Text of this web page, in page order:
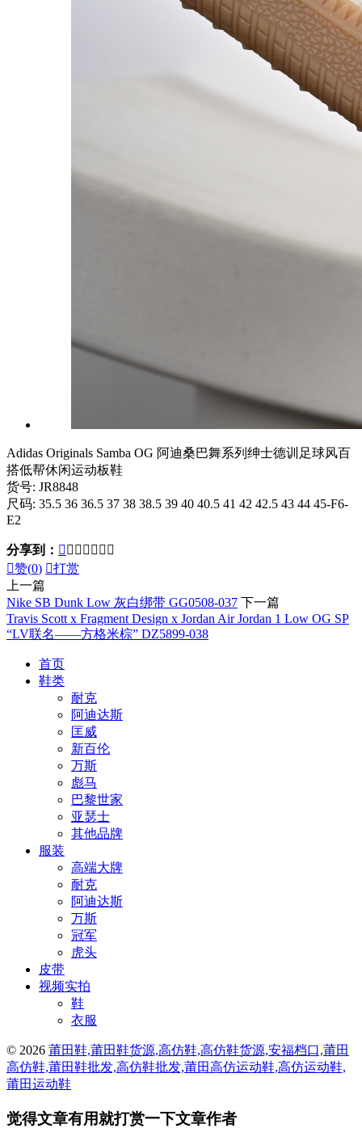
Adidas Originals Samba OG 阿迪桑巴舞系列绅士德训足球风百
搭低帮休闲运动板鞋
货号: JR8848
尺码: 35.5 36 36.5 37 38 38.5 39 40 40.5 41 42 42.5 43 44 45-F6-
E2
分享到：       
赞(0) 打赏
上一篇
Nike SB Dunk Low 灰白绑带 GG0508-037 下一篇
Travis Scott x Fragment Design x Jordan Air Jordan 1 Low OG SP
“LV联名——方格米棕” DZ5899-038
首页
鞋类
耐克
阿迪达斯
匡威
新百伦
万斯
彪马
巴黎世家
亚瑟士
其他品牌
服装
高端大牌
耐克
阿迪达斯
万斯
冠军
虎头
皮带
视频实拍
鞋
衣服
© 2026 莆田鞋,莆田鞋货源,高仿鞋,高仿鞋货源,安福档口,莆田
高仿鞋,莆田鞋批发,高仿鞋批发,莆田高仿运动鞋,高仿运动鞋,
莆田运动鞋
觉得文章有用就打赏一下文章作者